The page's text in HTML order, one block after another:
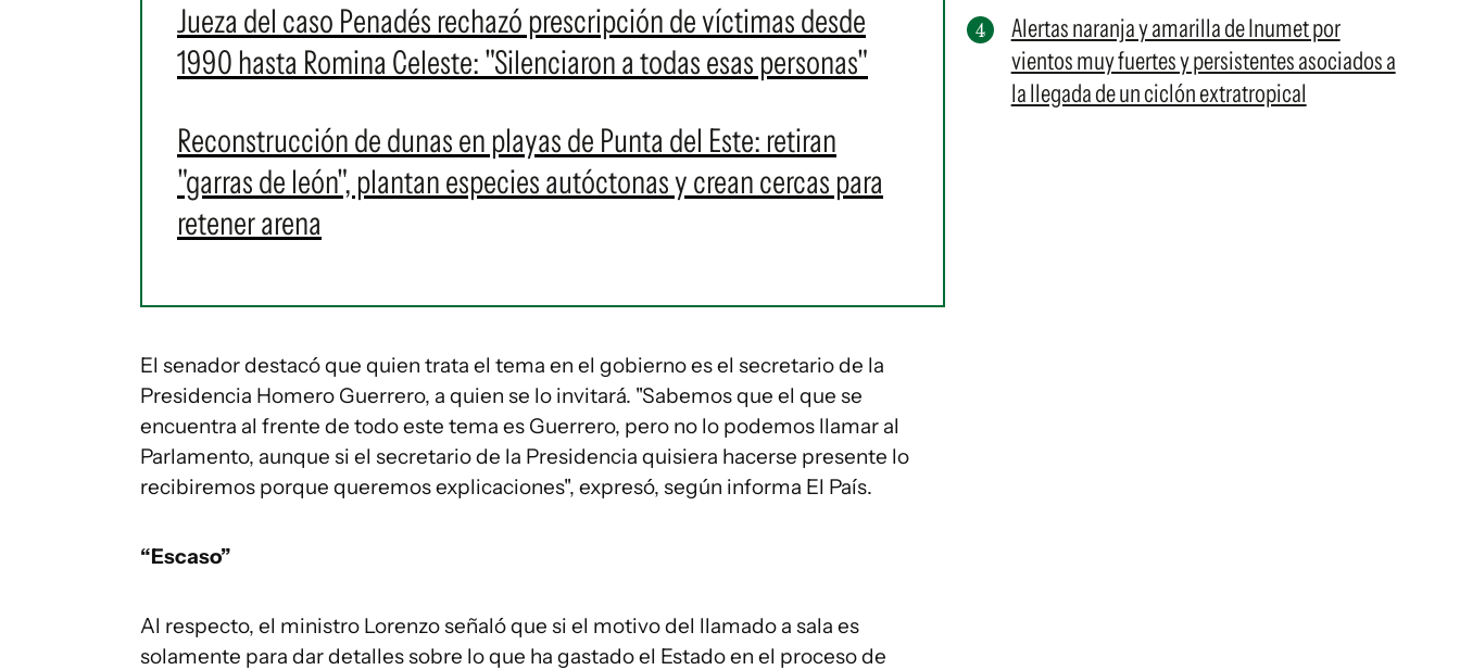
Jueza del caso Penadés rechazó prescripción de víctimas desde
1990 hasta Romina Celeste: "Silenciaron a todas esas personas"
Reconstrucción de dunas en playas de Punta del Este: retiran
"garras de león", plantan especies autóctonas y crean cercas para
retener arena
El senador destacó que quien trata el tema en el gobierno es el secretario de la
Presidencia Homero Guerrero, a quien se lo invitará. "Sabemos que el que se
encuentra al frente de todo este tema es Guerrero, pero no lo podemos llamar al
Parlamento, aunque si el secretario de la Presidencia quisiera hacerse presente lo
recibiremos porque queremos explicaciones", expresó, según informa El País.
“Escaso”
Al respecto, el ministro Lorenzo señaló que si el motivo del llamado a sala es
solamente para dar detalles sobre lo que ha gastado el Estado en el proceso de
Alertas naranja y amarilla de Inumet por
vientos muy fuertes y persistentes asociados a
la llegada de un ciclón extratropical